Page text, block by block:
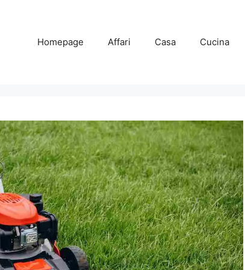
Homepage Affari Casa Cucina